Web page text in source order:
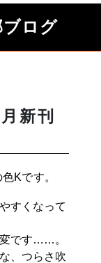
ブログ
新刊
色Kです。
すくなって
です… …。
、つらさ吹